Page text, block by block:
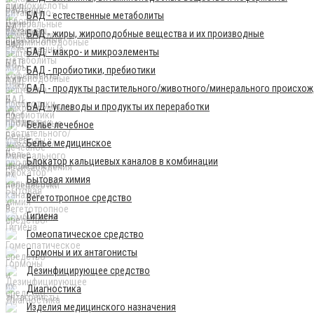
БАД - естественные метаболиты
БАД - жиры, жироподобные вещества и их производные
БАД - макро- и микроэлементы
БАД - пробиотики, пребиотики
БАД - продукты растительного/животного/минерального
БАД - углеводы и продукты их переработки
Бельё лечебное
Бельё медицинское
Блокатор кальциевых каналов в комбинации
Бытовая химия
Вегетотропное средство
Гигиена
Гомеопатическое средство
Гормоны и их антагонисты
Дезинфицирующее средство
Диагностика
Изделия медицинского назначения